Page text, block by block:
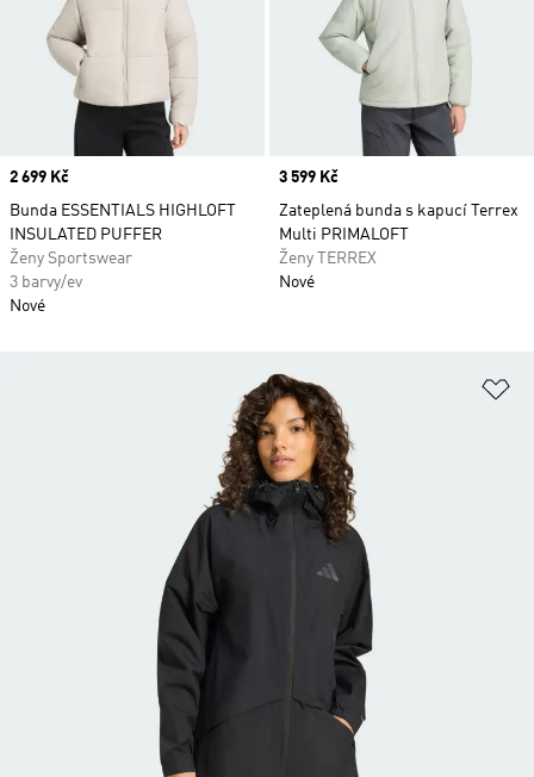
Price
2 699 Kč
Bunda ESSENTIALS HIGHLOFT
INSULATED PUFFER
Ženy Sportswear
3 barvy/ev
Nové
Price
3 599 Kč
Zateplená bunda s kapucí Terrex
Multi PRIMALOFT
Ženy TERREX
Nové